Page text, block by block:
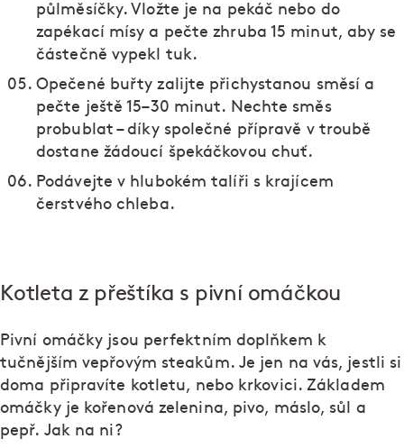
půlměsíčky. Vložte je na pekáč nebo do
zapékací mísy a pečte zhruba 15 minut, aby se
částečně vypekl tuk.
Opečené buřty zalijte přichystanou směsí a
pečte ještě 15–30 minut. Nechte směs
probublat – díky společné přípravě v troubě
dostane žádoucí špekáčkovou chuť.
Podávejte v hlubokém talíři s krajícem
čerstvého chleba.
Kotleta z přeštíka s pivní omáčkou
Pivní omáčky jsou perfektním doplňkem k
tučnějším vepřovým steakům. Je jen na vás, jestli si
doma připravíte kotletu, nebo krkovici. Základem
omáčky je kořenová zelenina, pivo, máslo, sůl a
pepř. Jak na ni?